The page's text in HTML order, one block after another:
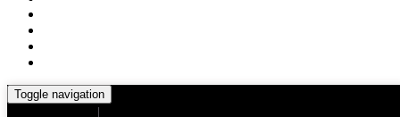
Toggle navigation